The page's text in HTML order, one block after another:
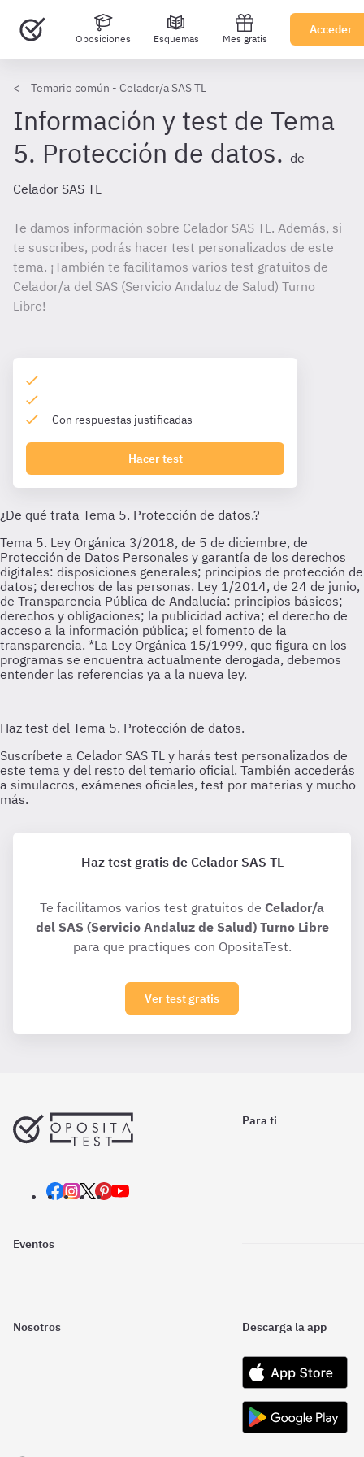
Oposiciones Esquemas Mes gratis
Acceder
Temario común - Celador/a SAS TL
Información y test de Tema
5. Protección de datos. de
Celador SAS TL
Te damos información sobre Celador SAS TL. Además, si
te suscribes, podrás hacer test personalizados de este
tema. ¡También te facilitamos varios test gratuitos de
Celador/a del SAS (Servicio Andaluz de Salud) Turno
Libre!
Con respuestas justificadas
Hacer test
Haz test gratis de Celador SAS TL
Te facilitamos varios test gratuitos de Celador/a
del SAS (Servicio Andaluz de Salud) Turno Libre
para que practiques con OpositaTest.
Ver test gratis
Para ti
Eventos
Nosotros Descarga la app